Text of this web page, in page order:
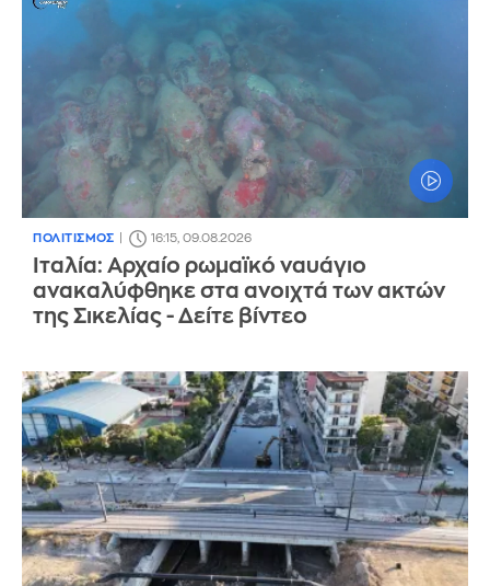
ΠΟΛΙΤΙΣΜΟΣ 16:15, 09.08.2026
Ιταλία: Αρχαίο ρωμαϊκό ναυάγιο
ανακαλύφθηκε στα ανοιχτά των ακτών
της Σικελίας - Δείτε βίντεο